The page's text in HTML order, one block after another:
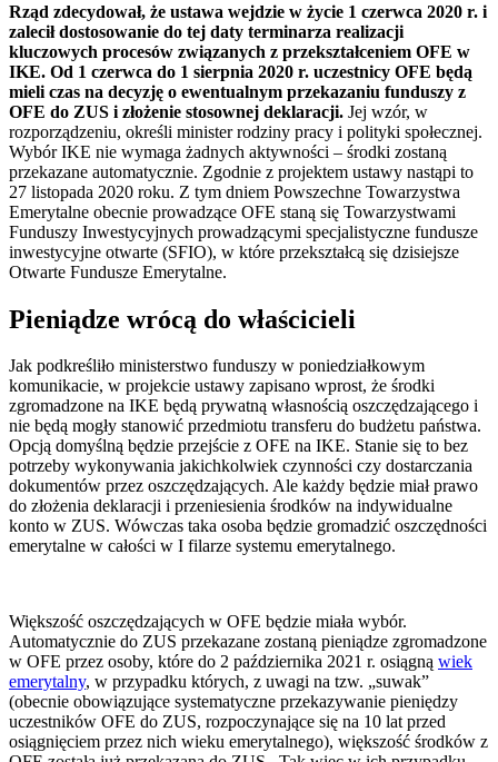
Rząd zdecydował, że ustawa wejdzie w życie 1 czerwca 2020 r. i
zalecił dostosowanie do tej daty terminarza realizacji
kluczowych procesów związanych z przekształceniem OFE w
IKE. Od 1 czerwca do 1 sierpnia 2020 r. uczestnicy OFE będą
mieli czas na decyzję o ewentualnym przekazaniu funduszy z
OFE do ZUS i złożenie stosownej deklaracji. Jej wzór, w
rozporządzeniu, określi minister rodziny pracy i polityki społecznej.
Wybór IKE nie wymaga żadnych aktywności – środki zostaną
przekazane automatycznie. Zgodnie z projektem ustawy nastąpi to
27 listopada 2020 roku. Z tym dniem Powszechne Towarzystwa
Emerytalne obecnie prowadzące OFE staną się Towarzystwami
Funduszy Inwestycyjnych prowadzącymi specjalistyczne fundusze
inwestycyjne otwarte (SFIO), w które przekształcą się dzisiejsze
Otwarte Fundusze Emerytalne.
Pieniądze wrócą do właścicieli
Jak podkreśliło ministerstwo funduszy w poniedziałkowym
komunikacie, w projekcie ustawy zapisano wprost, że środki
zgromadzone na IKE będą prywatną własnością oszczędzającego i
nie będą mogły stanowić przedmiotu transferu do budżetu państwa.
Opcją domyślną będzie przejście z OFE na IKE. Stanie się to bez
potrzeby wykonywania jakichkolwiek czynności czy dostarczania
dokumentów przez oszczędzających. Ale każdy będzie miał prawo
do złożenia deklaracji i przeniesienia środków na indywidualne
konto w ZUS. Wówczas taka osoba będzie gromadzić oszczędności
emerytalne w całości w I filarze systemu emerytalnego.
Większość oszczędzających w OFE będzie miała wybór.
Automatycznie do ZUS przekazane zostaną pieniądze zgromadzone
w OFE przez osoby, które do 2 października 2021 r. osiągną wiek
emerytalny, w przypadku których, z uwagi na tzw. „suwak”
(obecnie obowiązujące systematyczne przekazywanie pieniędzy
uczestników OFE do ZUS, rozpoczynające się na 10 lat przed
osiągnięciem przez nich wieku emerytalnego), większość środków z